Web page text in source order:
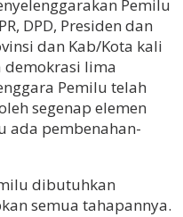
Pemilu
DPD, Presiden dan
dan Kab/Kota kali
demokrasi lima
Pemilu telah
segenap elemen
ada pembenahan-
dibutuhkan
semua tahapannya.